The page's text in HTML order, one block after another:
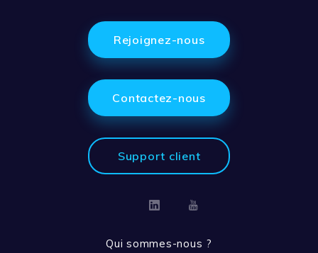
Rejoignez-nous
Contactez-nous
Support client
LinkedinYoutube
Qui sommes-nous ?